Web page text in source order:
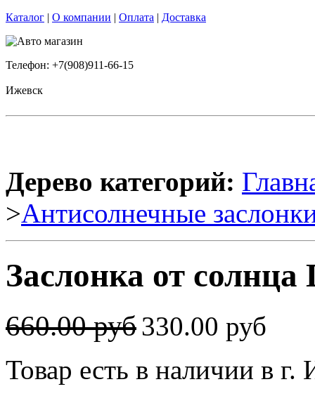
Каталог | О компании | Оплата | Доставка
Телефон: +7(908)911-66-15
Ижевск
Дерево категорий:
>Антисолнечные
Заслонка от солнца
660.00 руб330.00 руб
Товар есть в наличии в г.